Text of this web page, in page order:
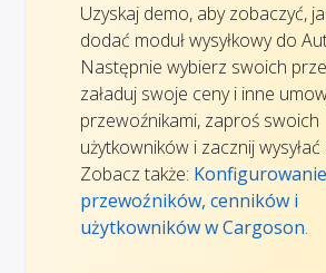
Uzyskaj demo, aby zobaczyć,
dodać moduł wysyłkowy do
Następnie wybierz swoich
załaduj swoje ceny i inne
przewoźnikami, zaproś swoich
użytkowników i zacznij
Zobacz także:
przewoźników, cenników i
użytkowników w Cargoson.